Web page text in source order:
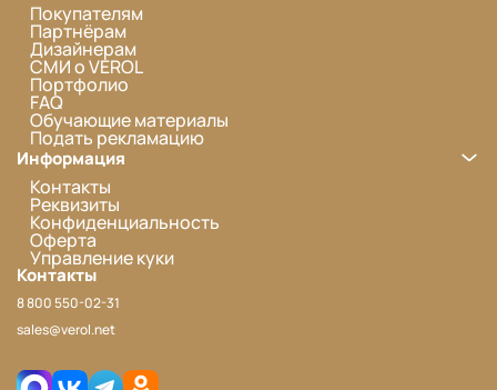
Покупателям
Партнёрам
Дизайнерам
СМИ о VEROL
Портфолио
FAQ
Обучающие материалы
Подать рекламацию
Информация
Контакты
Реквизиты
Конфиденциальность
Оферта
Управление куки
Контакты
8 800 550-02-31
sales@verol.net